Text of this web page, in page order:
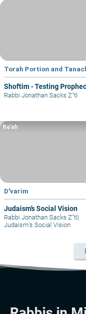
Torah Portion and
Shoftim - Testing
Rabbi Jonathan Sacks Z"tl
D'varim
Judaism’s Social Vision
Re’eh
Rabbi Jonathan Sacks Z"tl |
Judaism’s Social Vision